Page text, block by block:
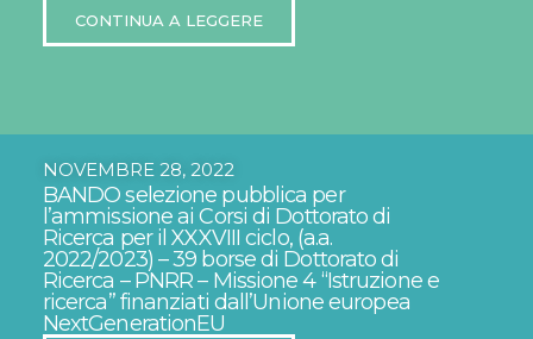
CONTINUA A LEGGERE
NOVEMBRE 28, 2022
BANDO selezione pubblica per
l’ammissione ai Corsi di Dottorato di
Ricerca per il XXXVIII ciclo, (a.a.
2022/2023) – 39 borse di Dottorato di
Ricerca – PNRR – Missione 4 “Istruzione e
ricerca” finanziati dall’Unione europea
NextGenerationEU